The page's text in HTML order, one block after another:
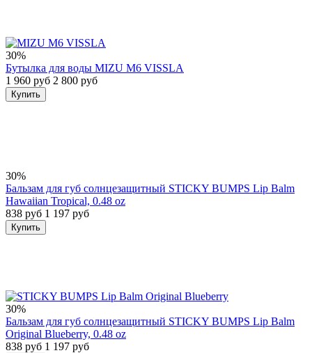
30%
Бутылка для воды MIZU M6 VISSLA
1 960 руб 2 800 руб
Купить
30%
Бальзам для губ солнцезащитный STICKY BUMPS Lip Balm
Hawaiian Tropical, 0.48 oz
838 руб 1 197 руб
Купить
30%
Бальзам для губ солнцезащитный STICKY BUMPS Lip Balm
Original Blueberry, 0.48 oz
838 руб 1 197 руб